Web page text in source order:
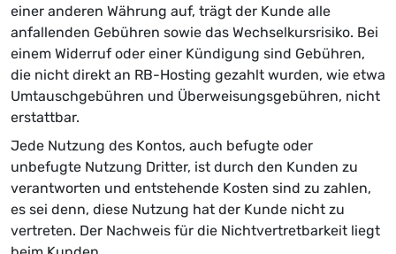
einer anderen Währung auf, trägt der Kunde alle
anfallenden Gebühren sowie das Wechselkursrisiko. Bei
einem Widerruf oder einer Kündigung sind Gebühren,
die nicht direkt an RB-Hosting gezahlt wurden, wie etwa
Umtauschgebühren und Überweisungsgebühren, nicht
erstattbar.
Jede Nutzung des Kontos, auch befugte oder
unbefugte Nutzung Dritter, ist durch den Kunden zu
verantworten und entstehende Kosten sind zu zahlen,
es sei denn, diese Nutzung hat der Kunde nicht zu
vertreten. Der Nachweis für die Nichtvertretbarkeit liegt